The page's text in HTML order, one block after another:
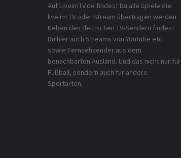
Auf LiveimTV.de findest Du alle Spiele die
live im TV oder Stream übertragen werden.
Neben den deutschen TV-Sendern findest
Du hier auch Streams von Youtube etc.
sowie Fernsehsender aus dem
benachbarten Ausland. Und das nicht nur für
Fußball, sondern auch für andere
Sportarten.